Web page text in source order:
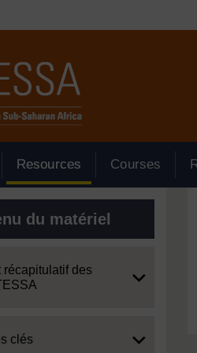
Resources Courses
du matériel
récapitulatif des
clés